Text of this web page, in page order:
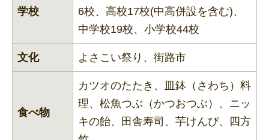
学校
6校、高校17校(中高併設を含む)、
中学校19校、小学校44校
文化 よさこい祭り、街路市
食べ物
カツオのたたき、皿鉢（さわち）料
理、松魚つぶ（かつおつぶ）、ニッ
キの飴、田舎寿司、芋けんぴ、四方